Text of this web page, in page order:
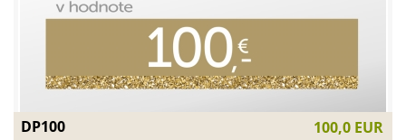
DP100 100,0 EUR